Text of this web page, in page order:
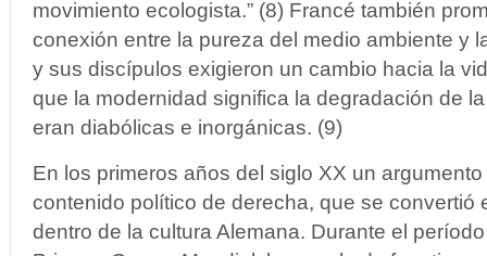
movimiento ecologista.” (8) Francé también
conexión entre la pureza del medio ambiente y
y sus discípulos exigieron un cambio hacia la
que la modernidad significa la degradación de
eran diabólicas e inorgánicas. (9)
En los primeros años del siglo XX un argumento
contenido político de derecha, que se convertió
dentro de la cultura Alemana. Durante el